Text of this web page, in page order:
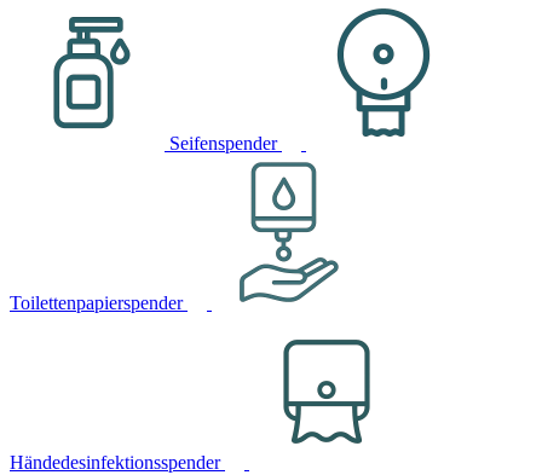
Seifenspender
Toilettenpapierspender
Händedesinfektionsspender